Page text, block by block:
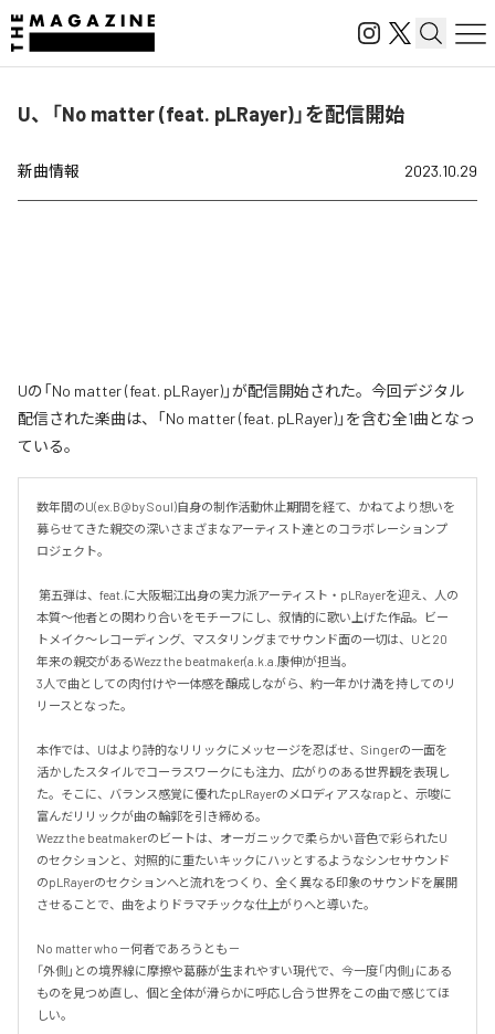
U、「No matter (feat. pLRayer)」を配信開始
新曲情報 2023.10.29
Uの「No matter (feat. pLRayer)」が配信開始された。今回デジタル
配信された楽曲は、「No matter (feat. pLRayer)」を含む全1曲となっ
ている。
数年間のU(ex.B@by Soul)自身の制作活動休止期間を経て、かねてより想いを
募らせてきた親交の深いさまざまなアーティスト達とのコラボレーションプ
ロジェクト。
本質〜他者との関わり合いをモチーフにし、叙情的に歌い上げた作品。ビー
トメイク〜レコーディング、マスタリングまでサウンド面の一切は、Uと20
年来の親交があるWezz the beatmaker(a.k.a.康伸)が担当。
3人で曲としての肉付けや一体感を醸成しながら、約一年かけ満を持してのリ
リースとなった。
本作では、Uはより詩的なリリックにメッセージを忍ばせ、Singerの一面を
活かしたスタイルでコーラスワークにも注力、広がりのある世界観を表現し
た。そこに、バランス感覚に優れたpLRayerのメロディアスなrapと、示唆に
富んだリリックが曲の輪郭を引き締める。
Wezz the beatmakerのビートは、オーガニックで柔らかい音色で彩られたU
のセクションと、対照的に重たいキックにハッとするようなシンセサウンド
のpLRayerのセクションへと流れをつくり、全く異なる印象のサウンドを展開
させることで、曲をよりドラマチックな仕上がりへと導いた。
No matter who－何者であろうとも－
「外側」との境界線に摩擦や葛藤が生まれやすい現代で、今一度「内側」にある
ものを見つめ直し、個と全体が滑らかに呼応し合う世界をこの曲で感じてほ
しい。